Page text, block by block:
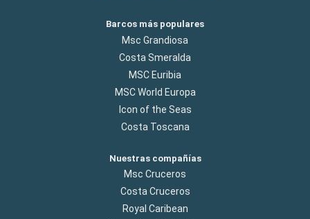
Barcos más populares
Msc Grandiosa
Costa Smeralda
MSC Euribia
MSC World Europa
Icon of the Seas
Costa Toscana
Nuestras compañías
Msc Cruceros
Costa Cruceros
Royal Caribean